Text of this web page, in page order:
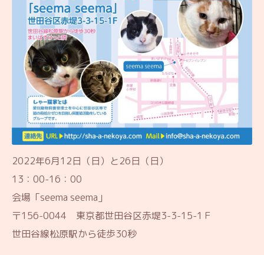
2022年6月12日（日）と26日（日）
13：00-16：00
会場「seema seema」
〒156-0044 東京都世田谷区赤堤3-3-15-1Ｆ
世田谷線松原駅から徒歩30秒